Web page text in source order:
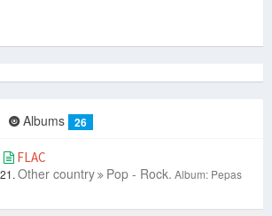
Albums 26
FLAC
Other country Pop - Rock. Album: Pepas